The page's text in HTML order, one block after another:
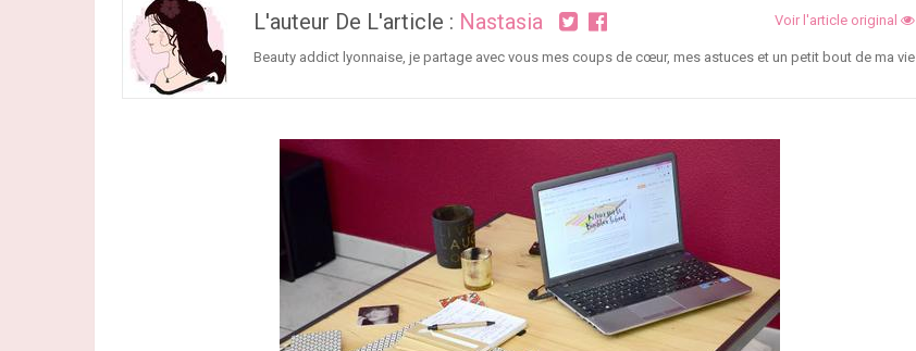
L'auteur De L'article : Nastasia Voir l'article original
Beauty addict lyonnaise, je partage avec vous mes coups de cœur, mes astuces et un petit bout de ma vie